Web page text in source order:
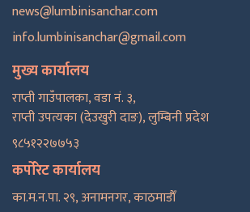
news@lumbinisanchar.com
info.lumbinisanchar@gmail.com
मुख्य कार्यालय
राप्ती गाउँपालका, वडा नं. ३,
राप्ती उपत्यका (देउखुरी दाङ), लुम्बिनी प्रदेश
९८५१२२७७५३
कर्पोरेट कार्यालय
का.म.न.पा. २९, अनामनगर, काठमाडाैँ